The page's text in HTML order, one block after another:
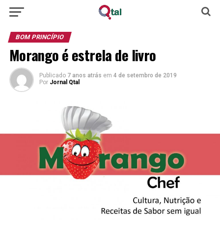
BOM PRINCÍPIO
Morango é estrela de livro
Publicado 7 anos atrás em 4 de setembro de 2019
Por Jornal Qtal